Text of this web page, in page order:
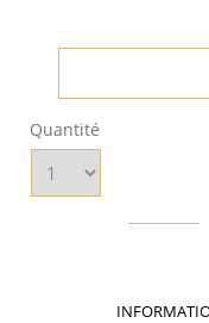
Quantité